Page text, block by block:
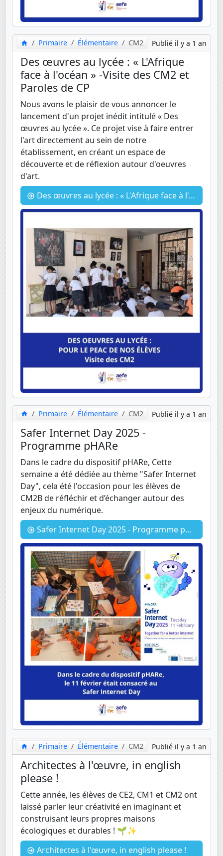
Primaire Élémentaire CM2 Publié il y a 1 an
Des œuvres au lycée : « L'Afrique
face à l'océan » -Visite des CM2 et
Paroles de CP
Nous avons le plaisir de vous annoncer le
lancement d'un projet inédit intitulé « Des
œuvres au lycée ». Ce projet vise à faire entrer
l'art directement au sein de notre
établissement, en créant un espace de
découverte et de réflexion autour d'oeuvres
d'art.
Des œuvres au lycée : « L'Afrique face à l'océan » -Visite des CM2 et Paroles de CP
Primaire Élémentaire CM2 Publié il y a 1 an
Safer Internet Day 2025 -
Programme pHARe
Dans le cadre du dispositif pHARe, Cette
semaine a été dédiée au thème "Safer Internet
Day", cela été l'occasion pour les élèves de
CM2B de réfléchir et d’échanger autour des
enjeux du numérique.
Safer Internet Day 2025 - Programme pHARe
Primaire Élémentaire CM2 Publié il y a 1 an
Architectes à l'œuvre, in english
please !
Cette année, les élèves de CE2, CM1 et CM2 ont
laissé parler leur créativité en imaginant et
construisant leurs propres maisons
écologiques et durables ! 🌱✨
Architectes à l'œuvre, in english please !